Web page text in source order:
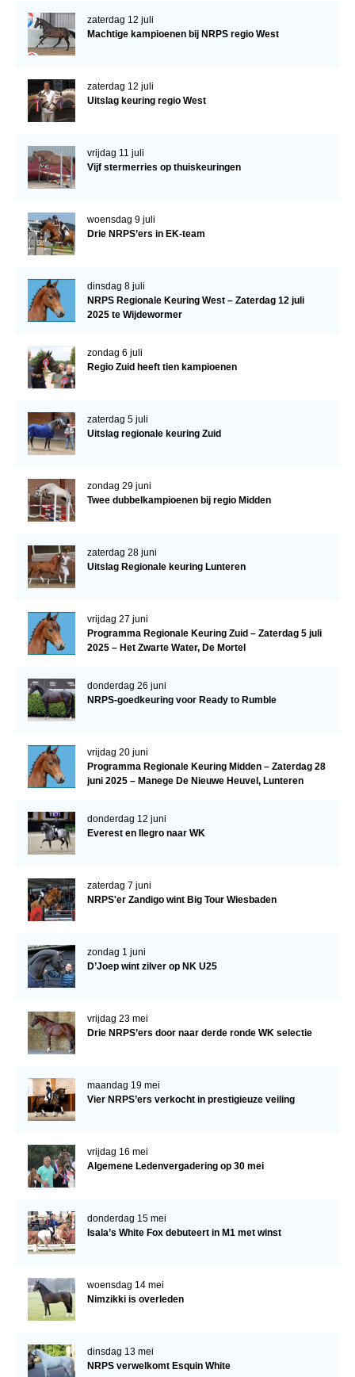
zaterdag 12 juli
Machtige kampioenen bij NRPS regio West
zaterdag 12 juli
Uitslag keuring regio West
vrijdag 11 juli
Vijf stermerries op thuiskeuringen
woensdag 9 juli
Drie NRPS’ers in EK-team
dinsdag 8 juli
NRPS Regionale Keuring West – Zaterdag 12 juli
2025 te Wijdewormer
zondag 6 juli
Regio Zuid heeft tien kampioenen
zaterdag 5 juli
Uitslag regionale keuring Zuid
zondag 29 juni
Twee dubbelkampioenen bij regio Midden
zaterdag 28 juni
Uitslag Regionale keuring Lunteren
vrijdag 27 juni
Programma Regionale Keuring Zuid – Zaterdag 5 juli
2025 – Het Zwarte Water, De Mortel
donderdag 26 juni
NRPS-goedkeuring voor Ready to Rumble
vrijdag 20 juni
Programma Regionale Keuring Midden – Zaterdag 28
juni 2025 – Manege De Nieuwe Heuvel, Lunteren
donderdag 12 juni
Everest en Ilegro naar WK
zaterdag 7 juni
NRPS'er Zandigo wint Big Tour Wiesbaden
zondag 1 juni
D’Joep wint zilver op NK U25
vrijdag 23 mei
Drie NRPS’ers door naar derde ronde WK selectie
maandag 19 mei
Vier NRPS’ers verkocht in prestigieuze veiling
vrijdag 16 mei
Algemene Ledenvergadering op 30 mei
donderdag 15 mei
Isala’s White Fox debuteert in M1 met winst
woensdag 14 mei
Nimzikki is overleden
dinsdag 13 mei
NRPS verwelkomt Esquin White